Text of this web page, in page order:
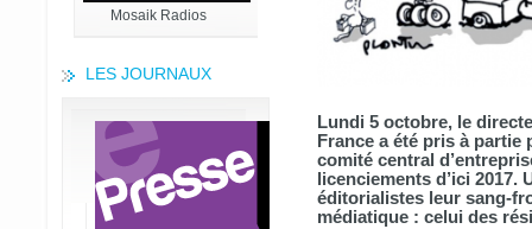
Mosaik Radios
LES JOURNAUX
Lundi 5 octobre, le
France a été pris à partie
comité central
licenciements d’ici
éditorialistes leur sang-
médiatique : celui des